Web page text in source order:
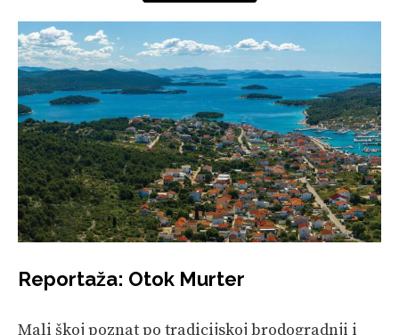
Reportaža: Otok Murter
Mali škoj poznat po tradicijskoj brodogradnji i